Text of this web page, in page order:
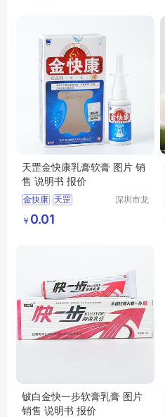
天罡金快康乳膏软膏 图片 销
售 说明书 报价
金快康 天罡
天罡金快康
深圳市龙
￥ 0.01
铍白金快一步软膏乳膏 图片
销售 说明书 报价